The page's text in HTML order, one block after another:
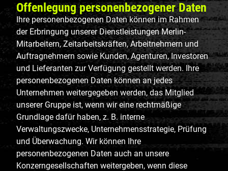
Offenlegung personenbezogener Daten
Ihre personenbezogenen Daten können im Rahmen
der Erbringung unserer Dienstleistungen Merlin-
Mitarbeitern, Zeitarbeitskräften, Arbeitnehmern und
Auftragnehmern sowie Kunden, Agenturen, Investoren
und Lieferanten zur Verfügung gestellt werden. Ihre
personenbezogenen Daten können an jedes
Unternehmen weitergegeben werden, das Mitglied
unserer Gruppe ist, wenn wir eine rechtmäßige
Grundlage dafür haben, z. B. interne
Verwaltungszwecke, Unternehmensstrategie, Prüfung
und Überwachung. Wir können Ihre
personenbezogenen Daten auch an unsere
Konzerngesellschaften weitergeben, wenn diese